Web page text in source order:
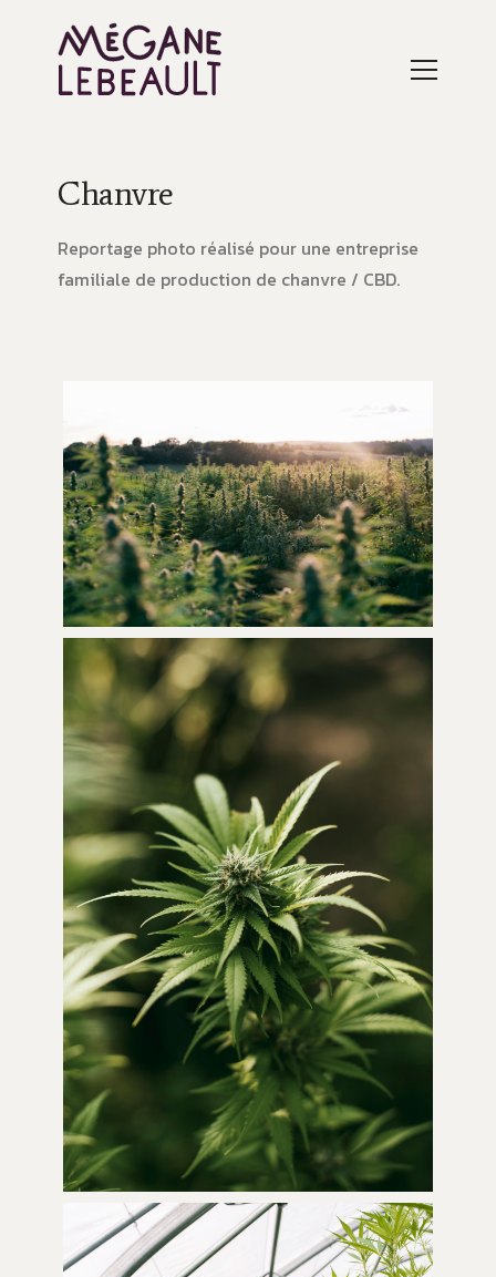
Chanvre
Reportage photo réalisé pour une entreprise
familiale de production de chanvre / CBD.